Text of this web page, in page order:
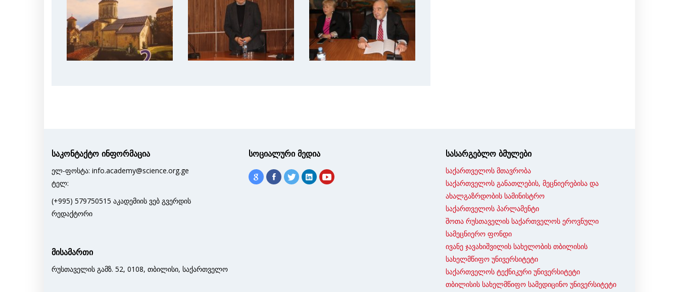
საკონტაქტო ინფორმაცია
ელ-ფოსტა: info.academy@science.org.ge
ტელ:
(+995) 579750515 აკადემიის ვებ გვერდის
რედაქტორი
მისამართი
რუსთაველის გამზ. 52, 0108, თბილისი, საქართველო
სოციალური მედია
სასარგებლო ბმულები
საქართველოს მთავრობა
საქართველოს განათლების, მეცნიერებისა და
ახალგაზრდობის სამინისტრო
საქართველოს პარლამენტი
შოთა რუსთაველის საქართველოს ეროვნული
სამეცნიერო ფონდი
ივანე ჯავახიშვილის სახელობის თბილისის
სახელმწიფო უნივერსიტეტი
საქართველოს ტექნიკური უნივერსიტეტი
თბილისის სახელმწიფო სამედიცინო უნივერსიტეტი